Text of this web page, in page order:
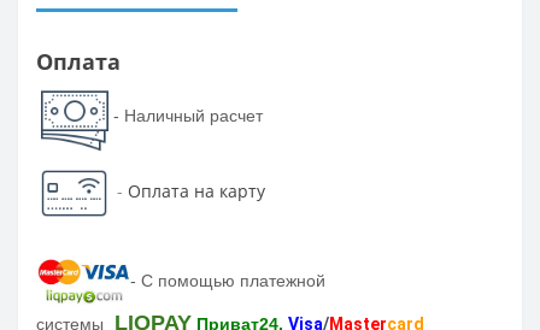
Оплата
- Наличный расчет
- Оплата на карту
- С помощью платежной
системы LIQPAY Приват24, Visa/Mastercard